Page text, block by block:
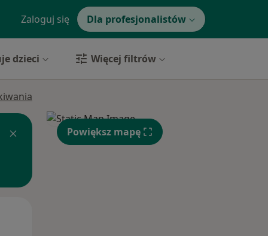
Zaloguj się Dla profesjonalistów
dzieci Więcej filtrów
Powiększ mapę